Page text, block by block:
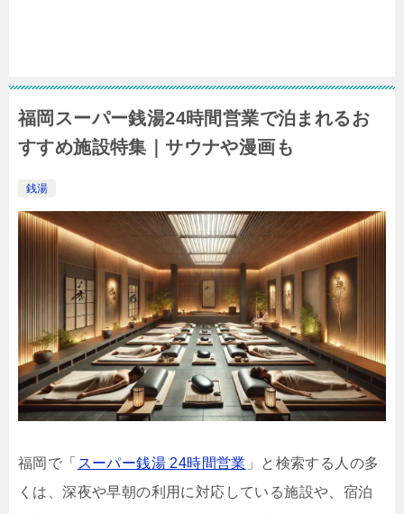
福岡スーパー銭湯24時間営業で泊まれるお
すすめ施設特集｜サウナや漫画も
銭湯
福岡で「 スーパー銭湯 24時間営業 」と検索する人の多
くは、深夜や早朝の利用に対応している施設や、宿泊